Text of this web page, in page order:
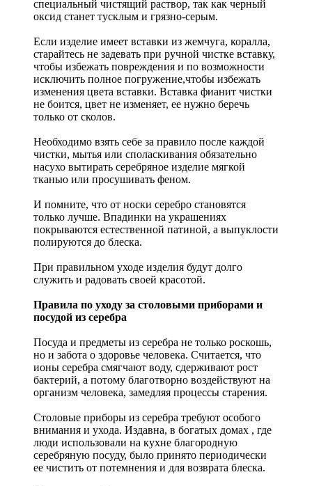
специальный чистящий раствор, так как черный
оксид станет тусклым и грязно-серым.
Если изделие имеет вставки из жемчуга, коралла,
старайтесь не задевать при ручной чистке вставку,
чтобы избежать повреждения и по возможности
исключить полное погружение,чтобы избежать
изменения цвета вставки. Вставка фианит чистки
не боится, цвет не изменяет, ее нужно беречь
только от сколов.
Необходимо взять себе за правило после каждой
чистки, мытья или споласкивания обязательно
насухо вытирать серебряное изделие мягкой
тканью или просушивать феном.
И помните, что от носки серебро становятся
только лучше. Впадинки на украшениях
покрываются естественной патиной, а выпуклости
полируются до блеска.
При правильном уходе изделия будут долго
служить и радовать своей красотой.
Правила по уходу за столовыми приборами и
посудой из серебра
Посуда и предметы из серебра не только роскошь,
но и забота о здоровье человека. Считается, что
ионы серебра смягчают воду, сдерживают рост
бактерий, а потому благотворно воздействуют на
организм человека, замедляя процессы старения.
Столовые приборы из серебра требуют особого
внимания и ухода. Издавна, в богатых домах , где
люди использовали на кухне благородную
серебряную посуду, было принято периодически
ее чистить от потемнения и для возврата блеска.